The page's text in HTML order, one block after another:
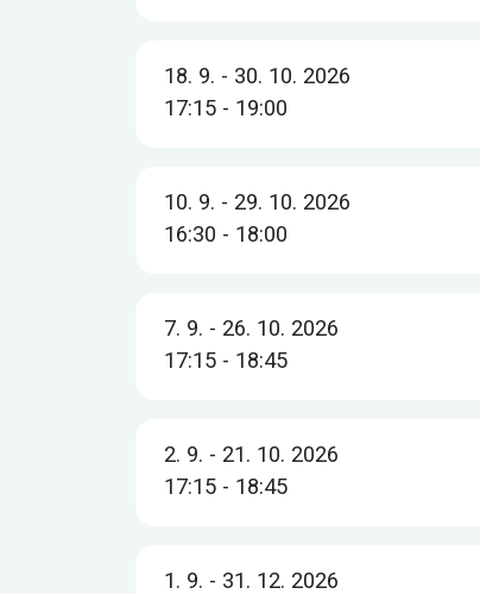
18. 9. - 30. 10. 2026
17:15 - 19:00
10. 9. - 29. 10. 2026
16:30 - 18:00
7. 9. - 26. 10. 2026
17:15 - 18:45
2. 9. - 21. 10. 2026
17:15 - 18:45
1. 9. - 31. 12. 2026